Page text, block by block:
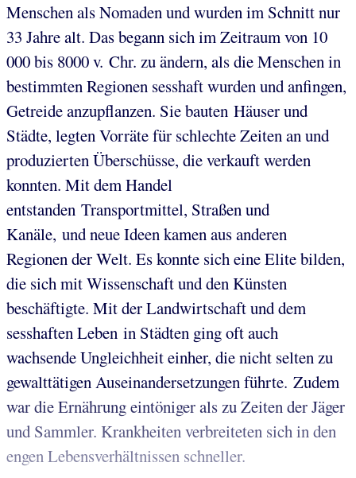
Menschen als Nomaden und wurden im Schnitt nur
33 Jahre alt. Das begann sich im Zeitraum von 10
000 bis 8000 v. Chr. zu ändern, als die Menschen in
bestimmten Regionen sesshaft wurden und anfingen,
Getreide anzupflanzen. Sie bauten Häuser und
Städte, legten Vorräte für schlechte Zeiten an und
produzierten Überschüsse, die verkauft werden
konnten. Mit dem Handel
entstanden Transportmittel, Straßen und
Kanäle, und neue Ideen kamen aus anderen
Regionen der Welt. Es konnte sich eine Elite bilden,
die sich mit Wissenschaft und den Künsten
beschäftigte. Mit der Landwirtschaft und dem
sesshaften Leben in Städten ging oft auch
wachsende Ungleichheit einher, die nicht selten zu
gewalttätigen Auseinandersetzungen führte. Zudem
war die Ernährung eintöniger als zu Zeiten der Jäger
und Sammler. Krankheiten verbreiteten sich in den
engen Lebensverhältnissen schneller.